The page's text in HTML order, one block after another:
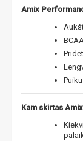
Amix
Kam skirtas